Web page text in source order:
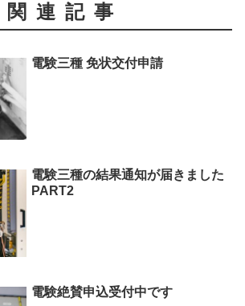
関連記事
電験三種 免状交付申請
電験三種の結果通知が届きました
PART2
電験絶賛申込受付中です